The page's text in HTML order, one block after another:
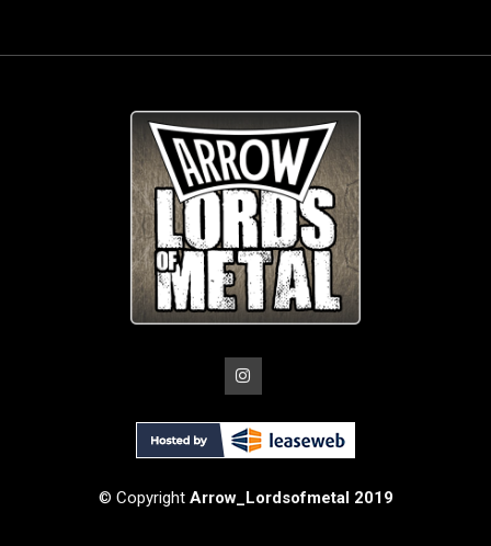
© Copyright Arrow_Lordsofmetal 2019